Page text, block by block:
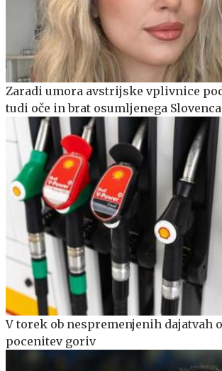
Zaradi umora avstrijske vplivnice
tudi oče in brat osumljenega Slovenca
V torek ob nespremenjenih dajatvah
pocenitev goriv